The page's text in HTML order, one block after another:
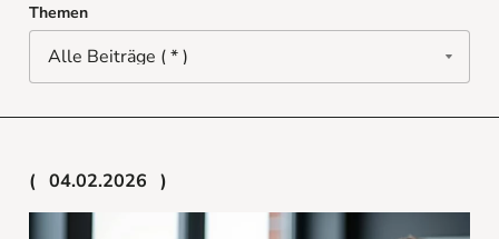
Themen
04.02.2026